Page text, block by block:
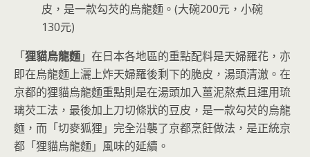
皮，是一款勾芡的烏龍麵。(大碗200元，小碗
130元)
「狸貓烏龍麵」在日本各地區的重點配料是天婦羅花，亦
即在烏龍麵上灑上炸天婦羅後剩下的脆皮，湯頭清澈。在
京都的狸貓烏龍麵重點則是在湯頭加入薑泥熬煮且運用琉
璃芡工法，最後加上刀切條狀的豆皮，是一款勾芡的烏龍
麵，而「切麥狐狸」完全沿襲了京都烹飪做法，是正統京
都「狸貓烏龍麵」風味的延續。